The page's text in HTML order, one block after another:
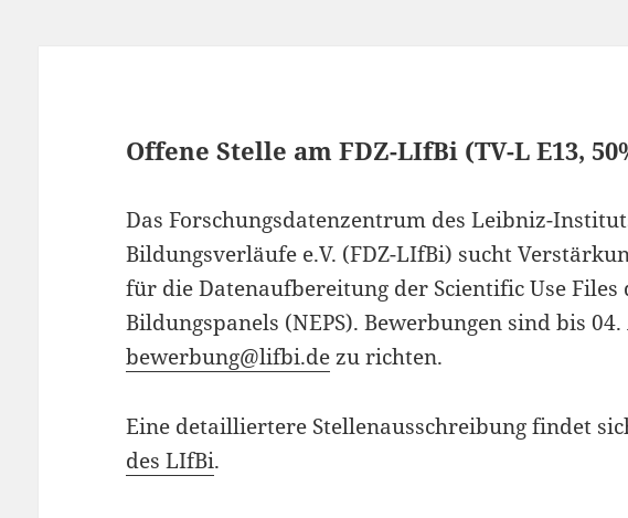
Offene Stelle am FDZ-LIfBi (TV-L E13,
Das Forschungsdatenzentrum des Leibniz-
Bildungsverläufe e.V. (FDZ-LIfBi) sucht
für die Datenaufbereitung der Scientific Use Files
Bildungspanels (NEPS). Bewerbungen sind bis
bewerbung@lifbi.dezu richten.
Eine detailliertere Stellenausschreibung findet
des LIfBi.